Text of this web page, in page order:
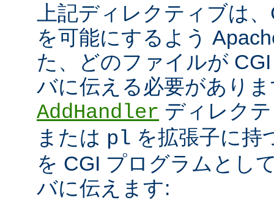
上記ディレクティブは
を可能にするよう
た、どのファイルが
バに伝える必要があり
AddHandler ディレク
または pl を拡張子に持
を CGI プログラムとし
バに伝えます: